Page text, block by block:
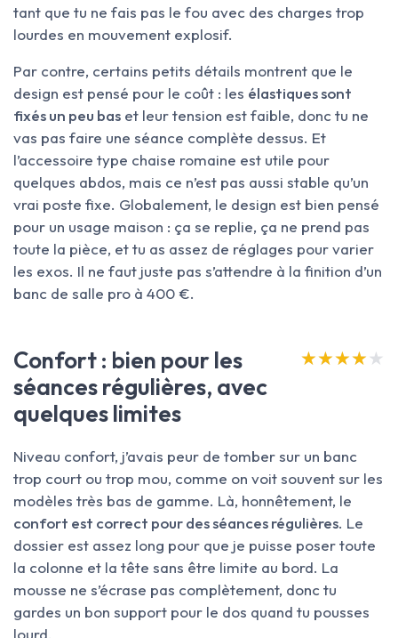
tant que tu ne fais pas le fou avec des charges trop
lourdes en mouvement explosif.
Par contre, certains petits détails montrent que le
design est pensé pour le coût : les élastiques sont
fixés un peu bas et leur tension est faible, donc tu ne
vas pas faire une séance complète dessus. Et
l’accessoire type chaise romaine est utile pour
quelques abdos, mais ce n’est pas aussi stable qu’un
vrai poste fixe. Globalement, le design est bien pensé
pour un usage maison : ça se replie, ça ne prend pas
toute la pièce, et tu as assez de réglages pour varier
les exos. Il ne faut juste pas s’attendre à la finition d’un
banc de salle pro à 400 €.
Confort : bien pour les
séances régulières, avec
quelques limites
★★★★★
★★★★★
Niveau confort, j’avais peur de tomber sur un banc
trop court ou trop mou, comme on voit souvent sur les
modèles très bas de gamme. Là, honnêtement, le
confort est correct pour des séances régulières. Le
dossier est assez long pour que je puisse poser toute
la colonne et la tête sans être limite au bord. La
mousse ne s’écrase pas complètement, donc tu
gardes un bon support pour le dos quand tu pousses
lourd.